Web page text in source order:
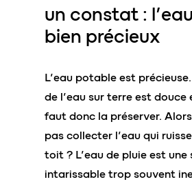
un constat :
bien précieux
L’eau potable est
de l’eau sur terre est
faut donc la préserver.
pas collecter l’eau qui
toit ? L’eau de pluie est une
intarissable trop souvent